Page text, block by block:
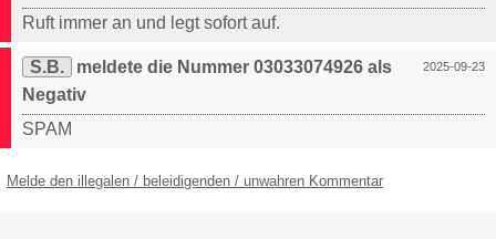
Ruft immer an und legt sofort auf.
2025-09-23
S.B.
meldete die Nummer 03033074926 als
Negativ
SPAM
Melde den illegalen / beleidigenden / unwahren Kommentar